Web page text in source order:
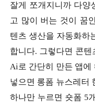
잘게 쪼개지니까 다양
고 많이 버는 것이 꿈
텐츠 생산을 자동화하
합니다. 그렇다면 콘
Ai로 간단히 만든 앱에
넣으면 롱폼 뉴스레터
하나만 누르면 숏폼 5